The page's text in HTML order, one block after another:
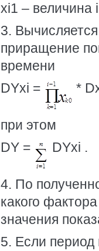
хi1 – величина
3.
приращение
времени
DYxi =
*
при этом
DY =
DYxi .
4. По
какого
значения
5. Если период